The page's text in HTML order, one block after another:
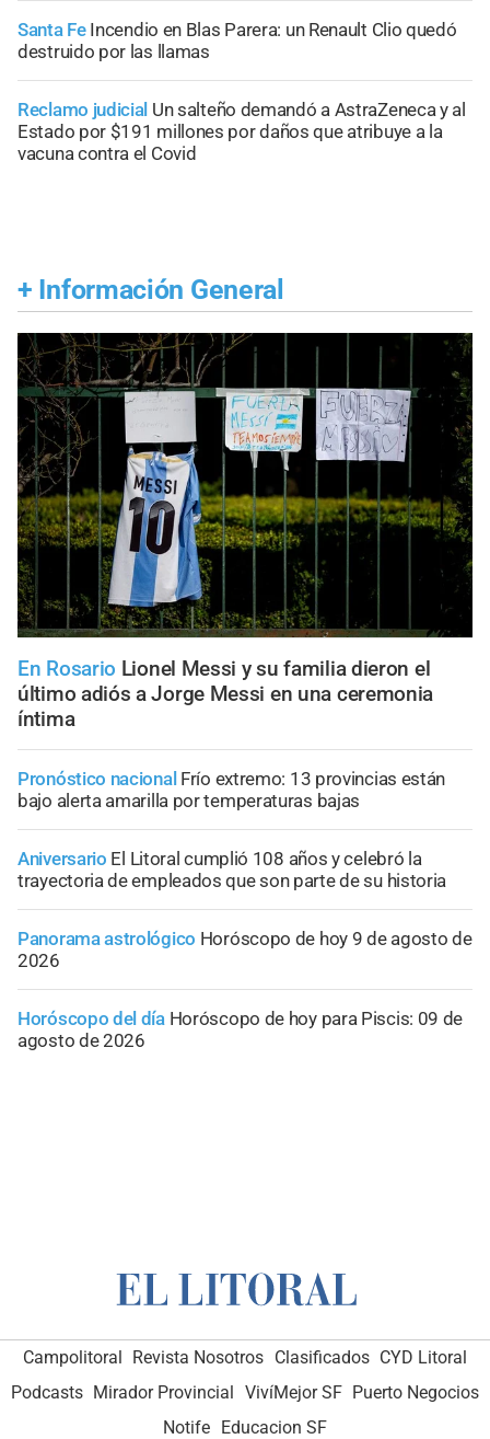
Santa Fe Incendio en Blas Parera: un Renault Clio quedó
destruido por las llamas
Reclamo judicial Un salteño demandó a AstraZeneca y al
Estado por $191 millones por daños que atribuye a la
vacuna contra el Covid
+ Información General
En Rosario Lionel Messi y su familia dieron el
último adiós a Jorge Messi en una ceremonia
íntima
Pronóstico nacional Frío extremo: 13 provincias están
bajo alerta amarilla por temperaturas bajas
Aniversario El Litoral cumplió 108 años y celebró la
trayectoria de empleados que son parte de su historia
Panorama astrológico Horóscopo de hoy 9 de agosto de
2026
Horóscopo del día Horóscopo de hoy para Piscis: 09 de
agosto de 2026
Campolitoral Revista Nosotros Clasificados CYD Litoral
Podcasts Mirador Provincial VivíMejor SF Puerto Negocios
Notife Educacion SF